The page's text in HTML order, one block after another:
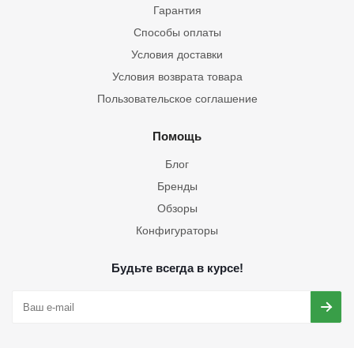
Гарантия
Способы оплаты
Условия доставки
Условия возврата товара
Пользовательское соглашение
Помощь
Блог
Бренды
Обзоры
Конфигураторы
Будьте всегда в курсе!